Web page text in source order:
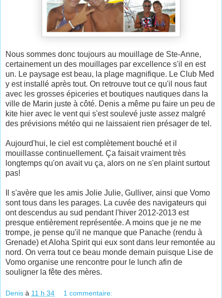
Nous sommes donc toujours au mouillage de Ste-Anne,
certainement un des mouillages par excellence s'il en est
un. Le paysage est beau, la plage magnifique. Le Club Med
y est installé après tout. On retrouve tout ce qu'il nous faut
avec les grosses épiceries et boutiques nautiques dans la
ville de Marin juste à côté. Denis a même pu faire un peu de
kite hier avec le vent qui s'est soulevé juste assez malgré
des prévisions météo qui ne laissaient rien présager de tel.
Aujourd'hui, le ciel est complètement bouché et il
mouillasse continuellement. Ça faisait vraiment très
longtemps qu'on avait vu ça, alors on ne s'en plaint surtout
pas!
Il s'avère que les amis Jolie Julie, Gulliver, ainsi que Vomo
sont tous dans les parages. La cuvée des navigateurs qui
ont descendus au sud pendant l'hiver 2012-2013 est
presque entièrement représentée. A moins que je ne me
trompe, je pense qu'il ne manque que Panache (rendu à
Grenade) et Aloha Spirit qui eux sont dans leur remontée au
nord. On verra tout ce beau monde demain puisque Lise de
Vomo organise une rencontre pour le lunch afin de
souligner la fête des mères.
Denis à 11 h 34 1 commentaire: